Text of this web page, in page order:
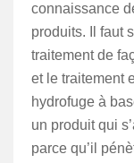
connaissance
produits. Il faut
traitement de
et le traitement
hydrofuge à
un produit qui
parce qu’il